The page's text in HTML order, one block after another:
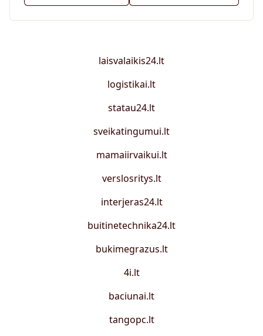
laisvalaikis24.lt
logistikai.lt
statau24.lt
sveikatingumui.lt
mamaiirvaikui.lt
verslosritys.lt
interjeras24.lt
buitinetechnika24.lt
bukimegrazus.lt
4i.lt
baciunai.lt
tangopc.lt